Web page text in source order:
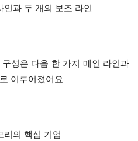
과 두 개의 보조 라인
성은 다음 한 가지 메인 라인과
이루어졌어요
리의 핵심 기업